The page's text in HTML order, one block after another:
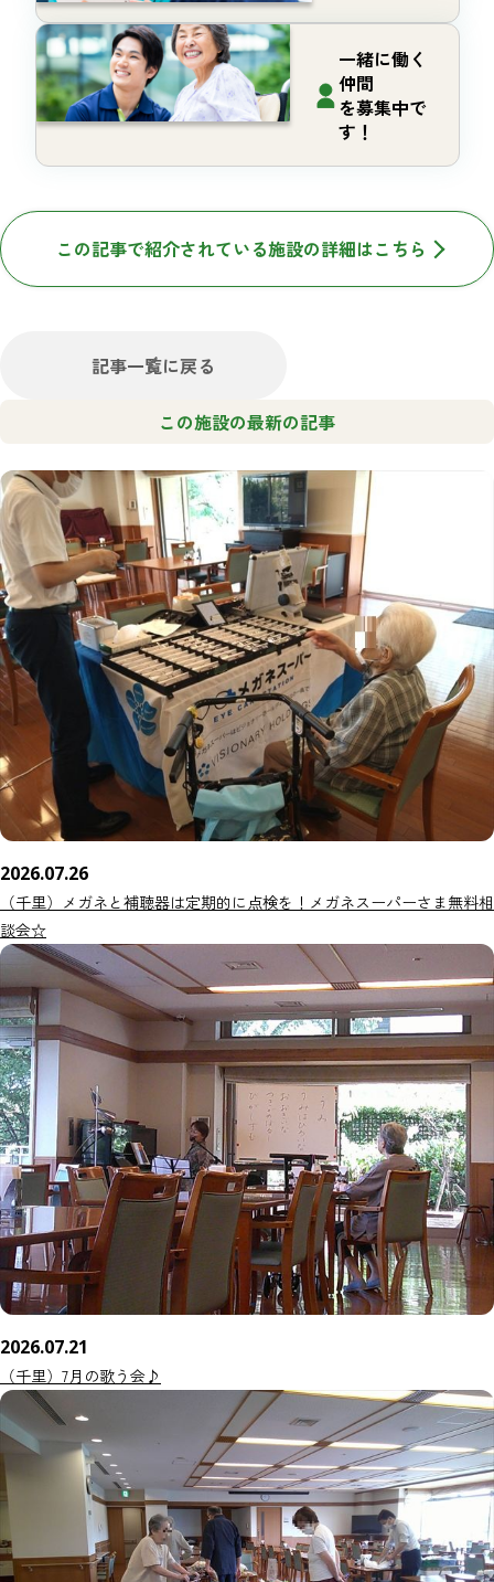
一緒に働く
仲間
を募集中で
す！
この記事で紹介されている施設の詳細はこちら
記事一覧に戻る
この施設の最新の記事
2026.07.26
（千里）メガネと補聴器は定期的に点検を！メガネスーパーさま無料相
談会☆
2026.07.21
（千里）7月の歌う会♪